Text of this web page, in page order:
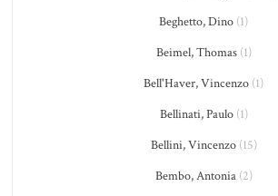
Beghetto, Dino (1)
Beimel, Thomas(1)
Bell'Haver, Vincenzo (1)
Bellinati, Paulo(1)
Bellini, Vincenzo(15)
Bembo, Antonia(2)